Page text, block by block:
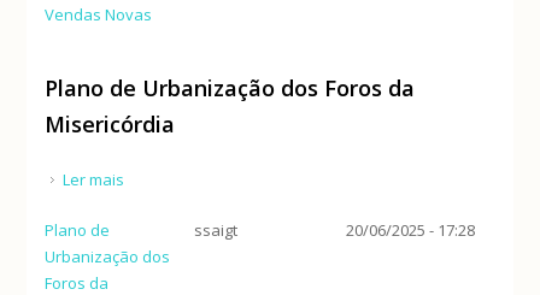
Vendas Novas
Plano de Urbanização dos Foros da
Misericórdia
Ler mais
Plano de
Urbanização dos
Foros da
ssaigt 20/06/2025 - 17:28